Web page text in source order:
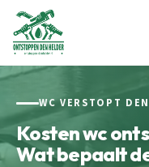
WC VERSTOPT
Kosten wc
Wat bepaalt